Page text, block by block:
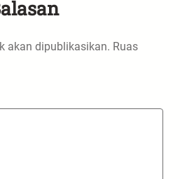
akan dipublikasikan. Ruas